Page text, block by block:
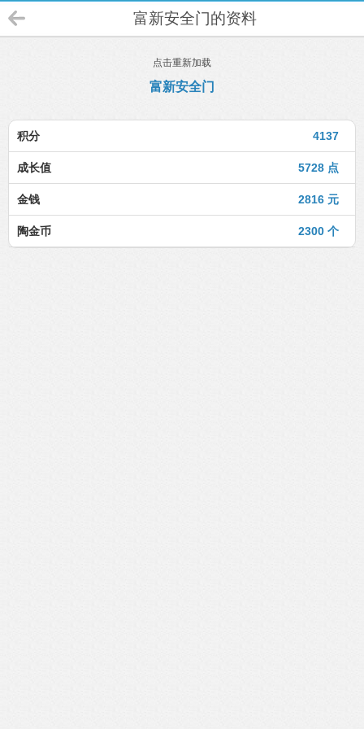
富新安全门的资料
点击重新加载
富新安全门
4137
积分
5728 点
成长值
2816 元
金钱
2300 个
陶金币